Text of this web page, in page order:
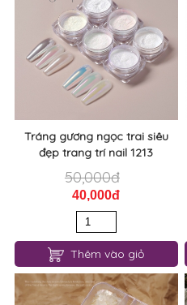
Tráng gương ngọc trai siêu
đẹp trang trí nail 1213
50,000đ
40,000đ
Thêm vào giỏ